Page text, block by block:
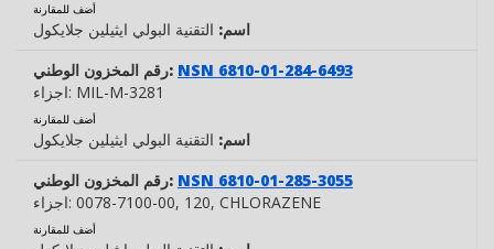
أضف للمقارنة
اسم: التقنية البولي ايثيلين جلايكول
رقم المخزون الوطني: NSN 6810-01-284-6493
اجزاء: MIL-M-3281
أضف للمقارنة
اسم: التقنية البولي ايثيلين جلايكول
رقم المخزون الوطني: NSN 6810-01-285-3055
اجزاء: 0078-7100-00, 120, CHLORAZENE
أضف للمقارنة